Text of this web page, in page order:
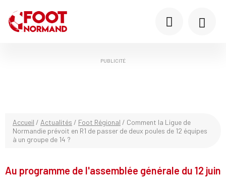
PUBLICITÉ
Accueil / Actualités / Foot Régional / Comment la Ligue de
Normandie prévoit en R1 de passer de deux poules de 12 équipes
à un groupe de 14 ?
Au programme de l'assemblée générale du 12 juin